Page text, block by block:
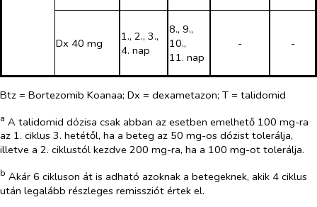
Dx 40 mg
1., 2., 3.,
4. nap
8., 9.,
10.,
11. nap
- -
Btz = Bortezomib Koanaa; Dx = dexametazon; T = talidomid
a A talidomid dózisa csak abban az esetben emelhető 100 mg-ra
az 1. ciklus 3. hetétől, ha a beteg az 50 mg-os dózist tolerálja,
illetve a 2. ciklustól kezdve 200 mg-ra, ha a 100 mg-ot tolerálja.
b Akár 6 cikluson át is adható azoknak a betegeknek, akik 4 ciklus
után legalább részleges remissziót értek el.